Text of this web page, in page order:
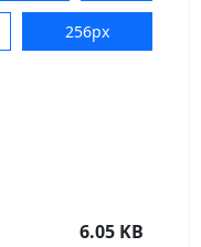
256px
6.05 KB